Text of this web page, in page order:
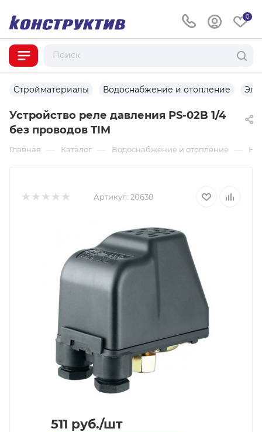
0
Стройматериалы Водоснабжение и отопление
Устройство реле давления PS-02B 1/4
без проводов TIM
Главная — Каталог — Водоснабжение и отопление —
Артикул: 20638
511 руб./шт